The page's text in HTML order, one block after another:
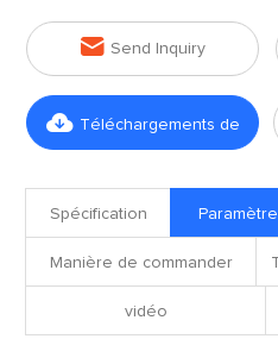
 Send Inquiry
 Téléchargements de
Spécification
Manière de commander
vidéo